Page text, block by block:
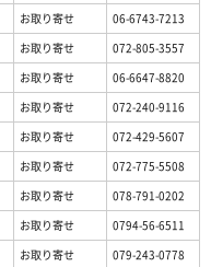
お取り寄せ
06-6743-7213
お取り寄せ
072-805-3557
お取り寄せ
06-6647-8820
お取り寄せ
072-240-9116
お取り寄せ
072-429-5607
お取り寄せ
072-775-5508
お取り寄せ
078-791-0202
お取り寄せ
0794-56-6511
お取り寄せ
079-243-0778